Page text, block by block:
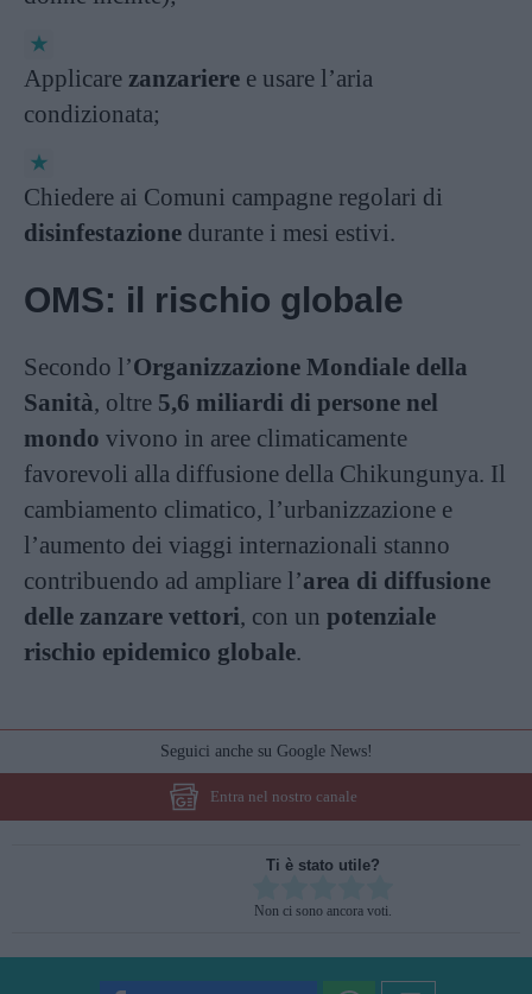
Applicare zanzariere e usare l’aria
condizionata;
Chiedere ai Comuni campagne regolari di
disinfestazione durante i mesi estivi.
OMS: il rischio globale
Secondo l’Organizzazione Mondiale della
Sanità, oltre 5,6 miliardi di persone nel
mondo vivono in aree climaticamente
favorevoli alla diffusione della Chikungunya. Il
cambiamento climatico, l’urbanizzazione e
l’aumento dei viaggi internazionali stanno
contribuendo ad ampliare l’area di diffusione
delle zanzare vettori, con un potenziale
rischio epidemico globale.
Seguici anche su Google News!
Entra nel nostro canale
Ti è stato utile?
Non ci sono ancora voti.